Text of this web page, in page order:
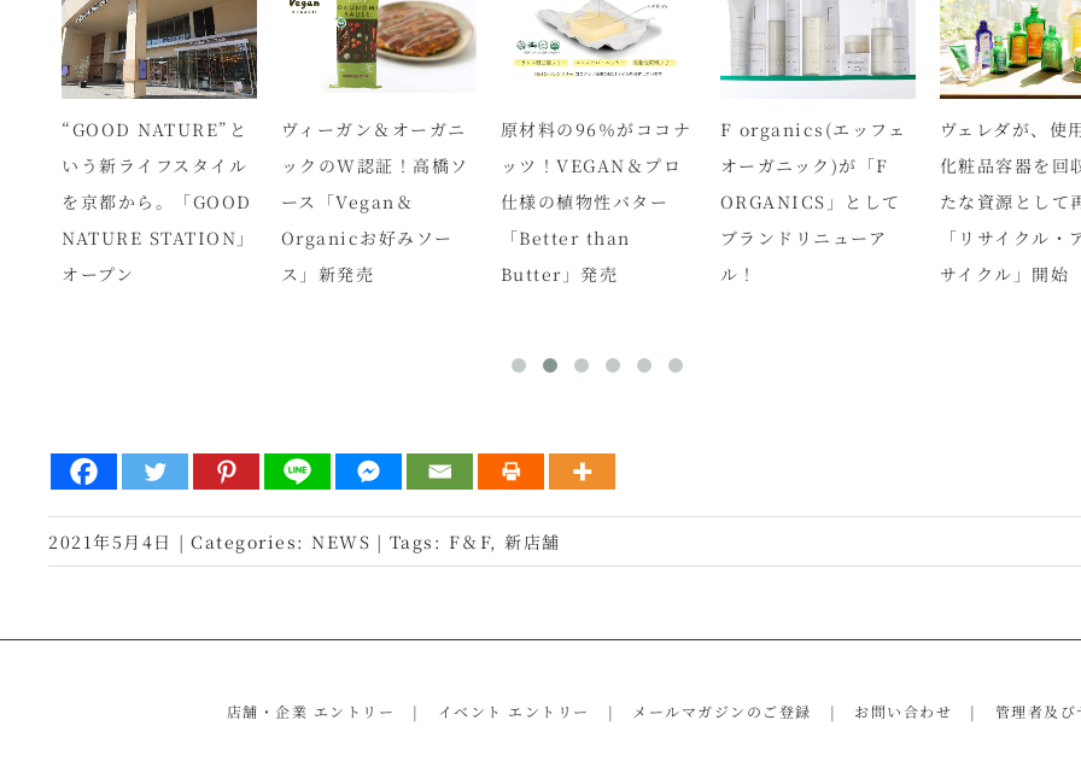
“GOOD NATURE”と
いう新ライフスタイル
を京都から。「GOOD
NATURE STATION」
オープン
ヴィーガン＆オーガニ
ックのW認証！高橋ソ
ース「Vegan＆
Organicお好みソー
ス」新発売
原材料の96％がココナ
ッツ！VEGAN＆プロ
仕様の植物性バター
「Better than
Butter」発売
F organics(エッフェ
オーガニック)が「F
ORGANICS」として
ブランドリニューア
ル！
ヴェレダが、使
化粧品容器を回
たな資源として
「リサイクル・
サイクル」開始
2021年5月4日 | Categories:NEWS | Tags: F＆F,新店舗
店舗・企業 エントリー イベント エントリー メールマガジンのご登録 お問い合わせ 管理者及